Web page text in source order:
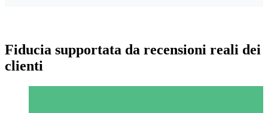
Fiducia supportata da recensioni reali dei
clienti